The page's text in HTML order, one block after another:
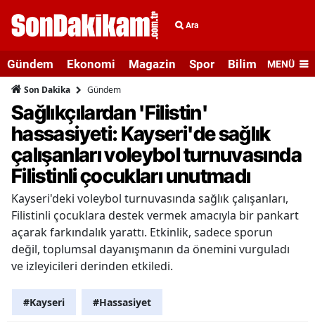
Ara
Gündem Ekonomi Magazin Spor Bilim veMENÜ
Son Dakika Gündem
Sağlıkçılardan 'Filistin'
hassasiyeti: Kayseri'de sağlık
çalışanları voleybol turnuvasında
Filistinli çocukları unutmadı
Kayseri'deki voleybol turnuvasında sağlık çalışanları,
Filistinli çocuklara destek vermek amacıyla bir pankart
açarak farkındalık yarattı. Etkinlik, sadece sporun
değil, toplumsal dayanışmanın da önemini vurguladı
ve izleyicileri derinden etkiledi.
#Kayseri #Hassasiyet